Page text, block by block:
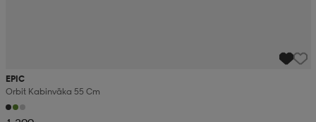
EPIC
Orbit Kabinväka 55 Cm